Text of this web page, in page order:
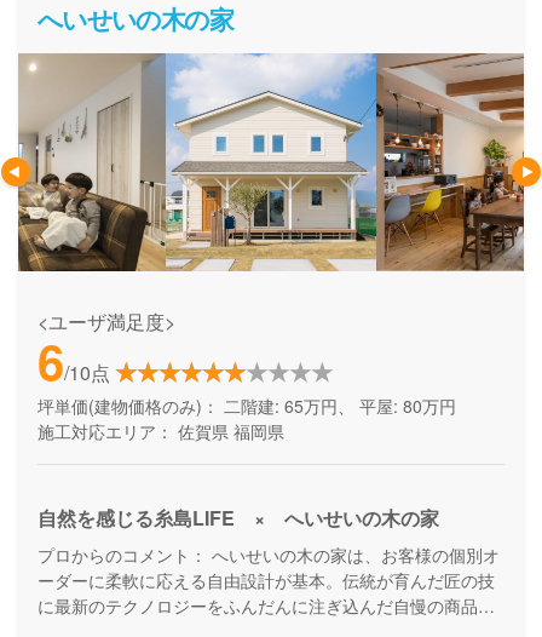
へいせいの木の家
<ユーザ満足度>
6/10点
坪単価(建物価格のみ)： 二階建: 65万円、 平屋: 80万円
施工対応エリア： 佐賀県 福岡県
自然を感じる糸島LIFE × へいせいの木の家
プロからのコメント： へいせいの木の家は、お客様の個別オ
ーダーに柔軟に応える自由設計が基本。伝統が育んだ匠の技
に最新のテクノロジーをふんだんに注ぎ込んだ自慢の商品ラ